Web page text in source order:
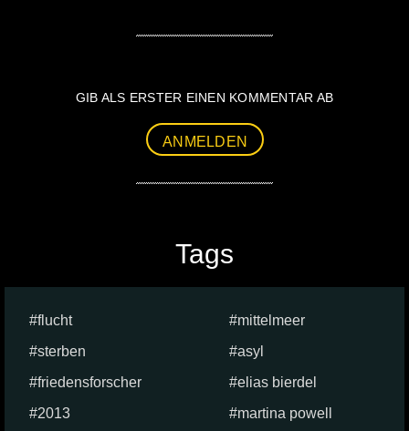
GIB ALS ERSTER EINEN KOMMENTAR AB
ANMELDEN
Tags
flucht
mittelmeer
sterben
asyl
friedensforscher
elias bierdel
2013
martina powell